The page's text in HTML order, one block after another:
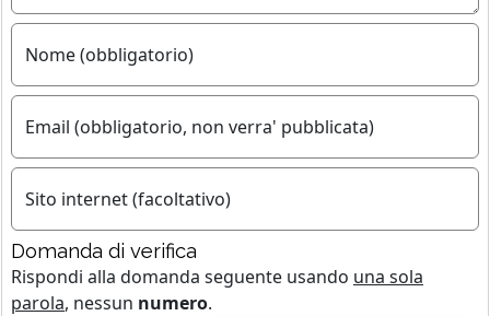
Nome (obbligatorio)
Email (obbligatorio, non verra' pubblicata)
Sito internet (facoltativo)
Domanda di verifica
Rispondi alla domanda seguente usando una sola
parola, nessun numero.